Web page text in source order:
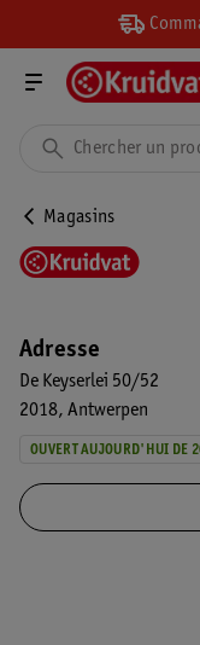
Magasins
Adresse
De Keyserlei 50/52
2018 Antwerpen
OUVERT AUJOURD'HUI DE